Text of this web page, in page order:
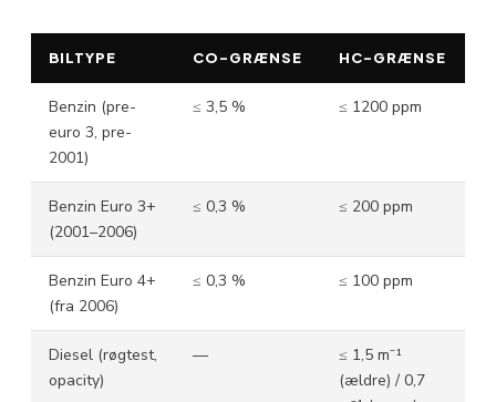
BILTYPE CO-GRÆNSE HC-GRÆNSE
Benzin (pre-
euro 3, pre-
2001)
≤ 3,5 % ≤ 1200 ppm
Benzin Euro 3+
(2001–2006)
≤ 0,3 % ≤ 200 ppm
Benzin Euro 4+
(fra 2006)
≤ 0,3 % ≤ 100 ppm
Diesel (røgtest,
opacity)
—
≤ 1,5 m⁻¹
(ældre) / 0,7